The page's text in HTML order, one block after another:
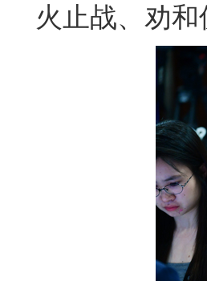
火止战、劝